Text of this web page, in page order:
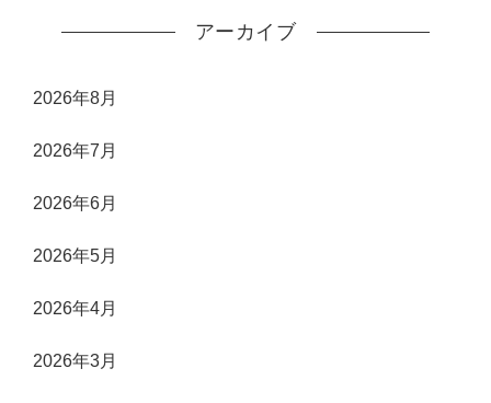
アーカイブ
2026年8月
2026年7月
2026年6月
2026年5月
2026年4月
2026年3月